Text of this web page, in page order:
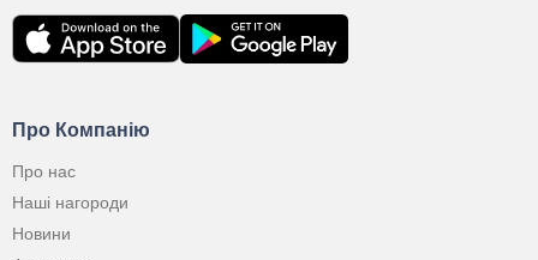
Про Компанію
Про нас
Наші нагороди
Новини